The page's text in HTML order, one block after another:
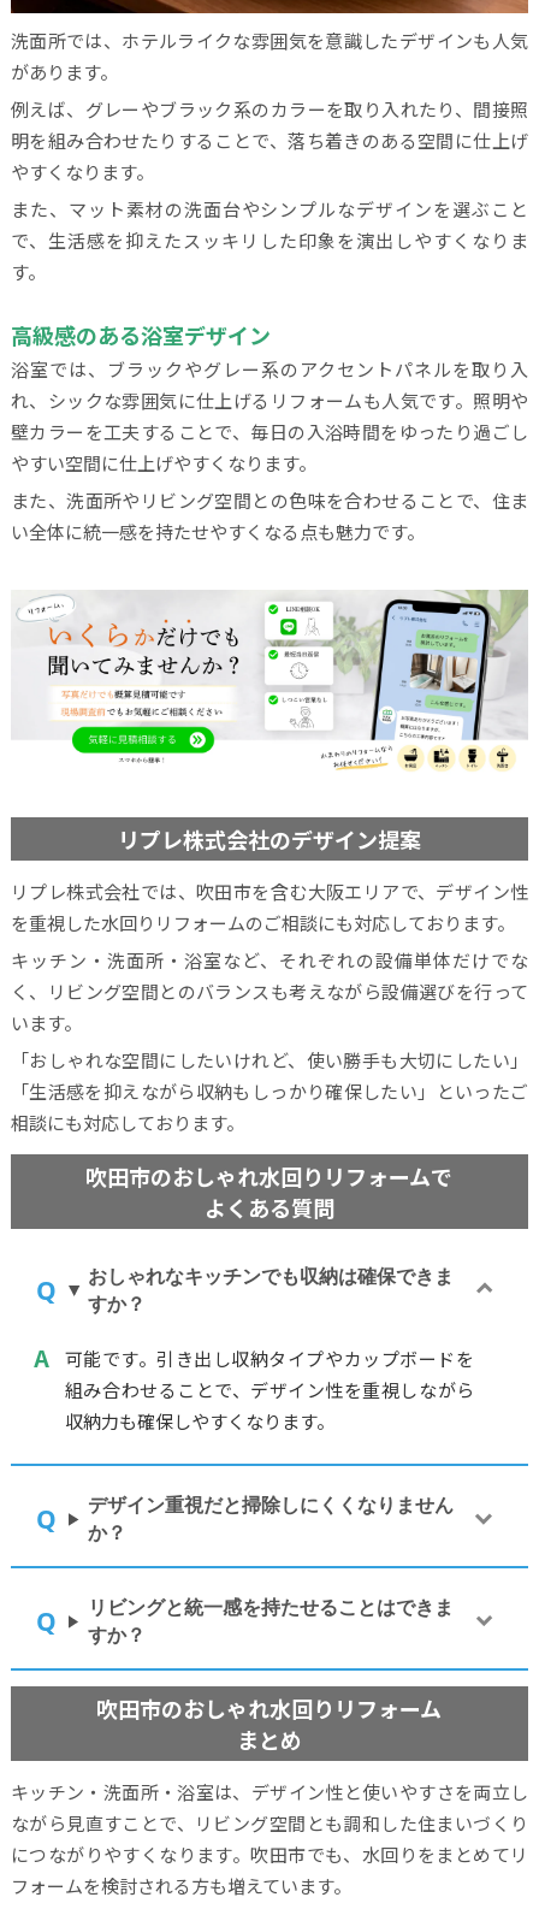
洗面所では、ホテルライクな雰囲気を意識したデザインも人気
があります。
例えば、グレーやブラック系のカラーを取り入れたり、間接照
明を組み合わせたりすることで、落ち着きのある空間に仕上げ
やすくなります。
また、マット素材の洗面台やシンプルなデザインを選ぶこと
で、生活感を抑えたスッキリした印象を演出しやすくなりま
す。
高級感のある浴室デザイン
浴室では、ブラックやグレー系のアクセントパネルを取り入
れ、シックな雰囲気に仕上げるリフォームも人気です。照明や
壁カラーを工夫することで、毎日の入浴時間をゆったり過ごし
やすい空間に仕上げやすくなります。
また、洗面所やリビング空間との色味を合わせることで、住ま
い全体に統一感を持たせやすくなる点も魅力です。
リプレ株式会社のデザイン提案
リプレ株式会社では、吹田市を含む大阪エリアで、デザイン性
を重視した水回りリフォームのご相談にも対応しております。
キッチン・洗面所・浴室など、それぞれの設備単体だけでな
く、リビング空間とのバランスも考えながら設備選びを行って
います。
「おしゃれな空間にしたいけれど、使い勝手も大切にしたい」
「生活感を抑えながら収納もしっかり確保したい」といったご
相談にも対応しております。
吹田市のおしゃれ水回りリフォームで
よくある質問
おしゃれなキッチンでも収納は確保できま
すか？
可能です。引き出し収納タイプやカップボードを
組み合わせることで、デザイン性を重視しながら
収納力も確保しやすくなります。
デザイン重視だと掃除しにくくなりません
か？
リビングと統一感を持たせることはできま
すか？
吹田市のおしゃれ水回りリフォーム
まとめ
キッチン・洗面所・浴室は、デザイン性と使いやすさを両立し
ながら見直すことで、リビング空間とも調和した住まいづくり
につながりやすくなります。吹田市でも、水回りをまとめてリ
フォームを検討される方も増えています。